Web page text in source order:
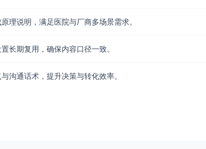
，吸气流量自然递减，有利于降低过度充气风险。
泡开放与功能残气量管理。
理说明，满足医院与厂商多场景需求。
长期复用，确保内容口径一致。
沟通话术，提升决策与转化效率。